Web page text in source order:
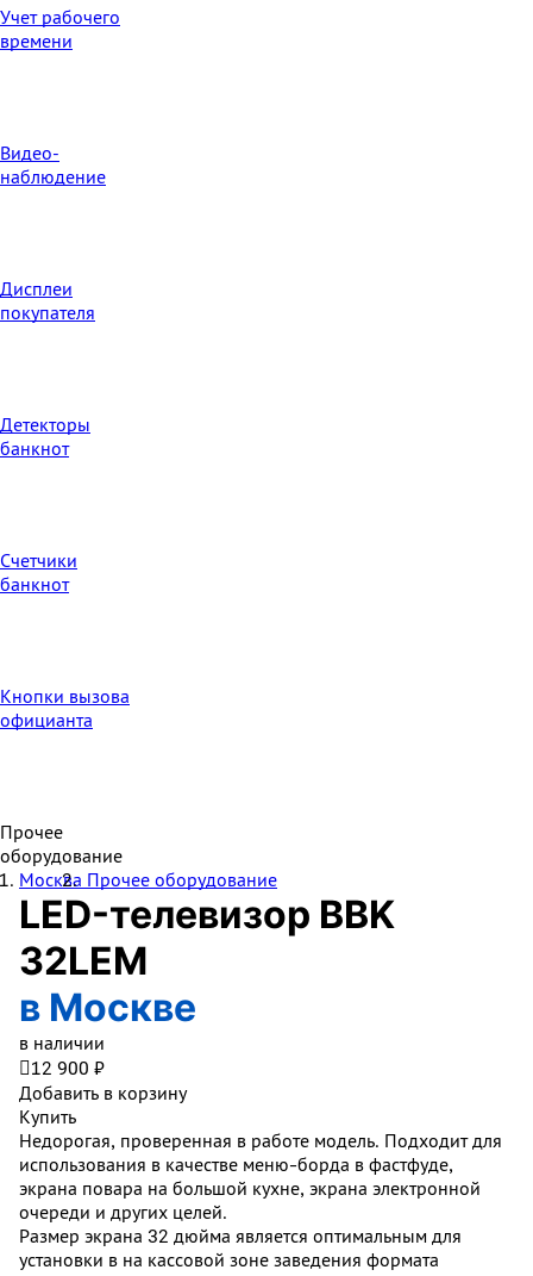
Учет рабочего
времени
Видео‑
наблюдение
Дисплеи
покупателя
Детекторы
банкнот
Счетчики
банкнот
Кнопки вызова
официанта
Прочее
оборудование
Москва Прочее оборудование
LED-телевизор BBK
32LEM
в Москве
в наличии
12 900 ₽
Добавить в корзину
Купить
Недорогая, проверенная в работе модель. Подходит для
использования в качестве меню-борда в фастфуде,
экрана повара на большой кухне, экрана электронной
очереди и других целей.
Размер экрана 32 дюйма является оптимальным для
установки в на кассовой зоне заведения формата